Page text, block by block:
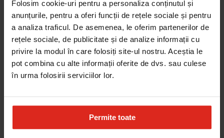
Folosim cookie-uri pentru a personaliza conținutul și
anunțurile, pentru a oferi funcții de rețele sociale și pentru
a analiza traficul. De asemenea, le oferim partenerilor de
rețele sociale, de publicitate și de analize informații cu
privire la modul în care folosiți site-ul nostru. Aceștia le
pot combina cu alte informații oferite de dvs. sau culese
în urma folosirii serviciilor lor.
Permite toate
-10%
Chiuveta Maris MRG 610-60
was 2.576,33 RON Pret special 2.318,70 RON
Adauga în cos